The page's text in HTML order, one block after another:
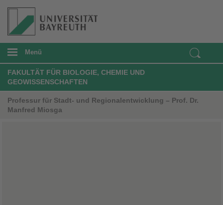
Menü
FAKULTÄT FÜR BIOLOGIE, CHEMIE UND
GEOWISSENSCHAFTEN
Professur für Stadt- und Regionalentwicklung – Prof. Dr.
Manfred Miosga